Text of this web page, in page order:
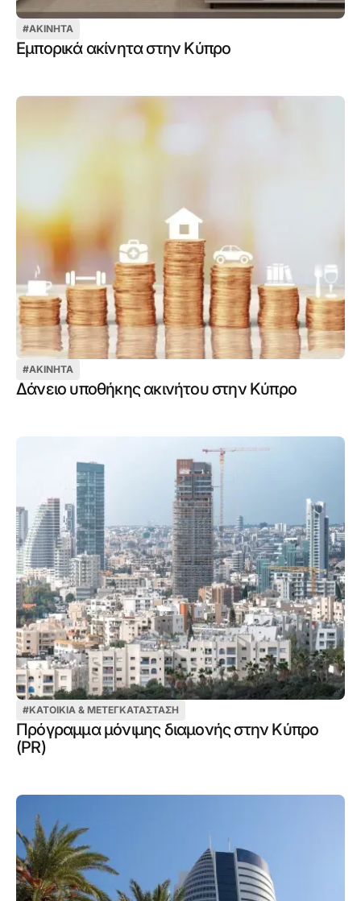
#ΑΚΊΝΗΤΑ
Εμπορικά ακίνητα στην Κύπρο
#ΑΚΊΝΗΤΑ
Δάνειο υποθήκης ακινήτου στην Κύπρο
#ΚΑΤΟΙΚΊΑ & ΜΕΤΕΓΚΑΤΆΣΤΑΣΗ
Πρόγραμμα μόνιμης διαμονής στην Κύπρο
(PR)